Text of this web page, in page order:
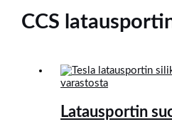
CCS
varastosta
Latausportin